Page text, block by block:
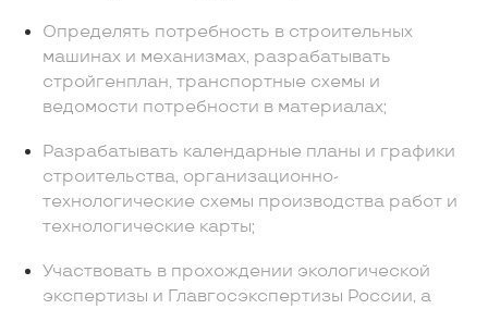
Определять потребность в строительных
машинах и механизмах, разрабатывать
стройгенплан, транспортные схемы и
ведомости потребности в материалах;
Разрабатывать календарные планы и графики
строительства, организационно-
технологические схемы производства работ и
технологические карты;
Участвовать в прохождении экологической
экспертизы и Главгосэкспертизы России, а